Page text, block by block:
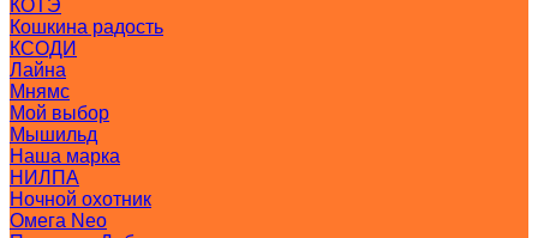
КОТЭ
Кошкина радость
КСОДИ
Лайна
Мнямс
Мой выбор
Мышильд
Наша марка
НИЛПА
Ночной охотник
Омега Neo